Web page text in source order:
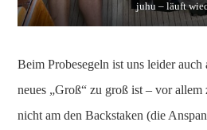
juhu – läuft
Beim Probesegeln ist uns leider auch
neues „Groß“ zu groß ist – vor
nicht am den Backstaken (die